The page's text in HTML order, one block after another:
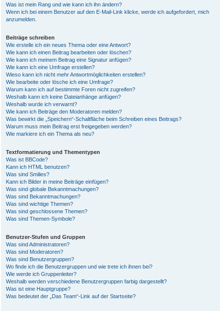
Was ist mein Rang und wie kann ich ihn ändern?
Wenn ich bei einem Benutzer auf den E-Mail-Link klicke, werde ich aufgefordert, mich
anzumelden.
Beiträge schreiben
Wie erstelle ich ein neues Thema oder eine Antwort?
Wie kann ich einen Beitrag bearbeiten oder löschen?
Wie kann ich meinem Beitrag eine Signatur anfügen?
Wie kann ich eine Umfrage erstellen?
Wieso kann ich nicht mehr Antwortmöglichkeiten erstellen?
Wie bearbeite oder lösche ich eine Umfrage?
Warum kann ich auf bestimmte Foren nicht zugreifen?
Weshalb kann ich keine Dateianhänge anfügen?
Weshalb wurde ich verwarnt?
Wie kann ich Beiträge den Moderatoren melden?
Was bewirkt die „Speichern“-Schaltfläche beim Schreiben eines Beitrags?
Warum muss mein Beitrag erst freigegeben werden?
Wie markiere ich ein Thema als neu?
Textformatierung und Thementypen
Was ist BBCode?
Kann ich HTML benutzen?
Was sind Smilies?
Kann ich Bilder in meine Beiträge einfügen?
Was sind globale Bekanntmachungen?
Was sind Bekanntmachungen?
Was sind wichtige Themen?
Was sind geschlossene Themen?
Was sind Themen-Symbole?
Benutzer-Stufen und Gruppen
Was sind Administratoren?
Was sind Moderatoren?
Was sind Benutzergruppen?
Wo finde ich die Benutzergruppen und wie trete ich ihnen bei?
Wie werde ich Gruppenleiter?
Weshalb werden verschiedene Benutzergruppen farbig dargestellt?
Was ist eine Hauptgruppe?
Was bedeutet der „Das Team“-Link auf der Startseite?